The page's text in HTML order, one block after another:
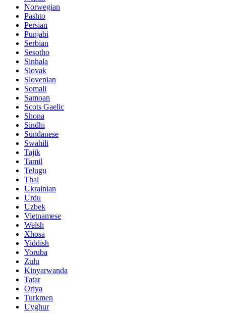
Norwegian
Pashto
Persian
Punjabi
Serbian
Sesotho
Sinhala
Slovak
Slovenian
Somali
Samoan
Scots Gaelic
Shona
Sindhi
Sundanese
Swahili
Tajik
Tamil
Telugu
Thai
Ukrainian
Urdu
Uzbek
Vietnamese
Welsh
Xhosa
Yiddish
Yoruba
Zulu
Kinyarwanda
Tatar
Oriya
Turkmen
Uyghur